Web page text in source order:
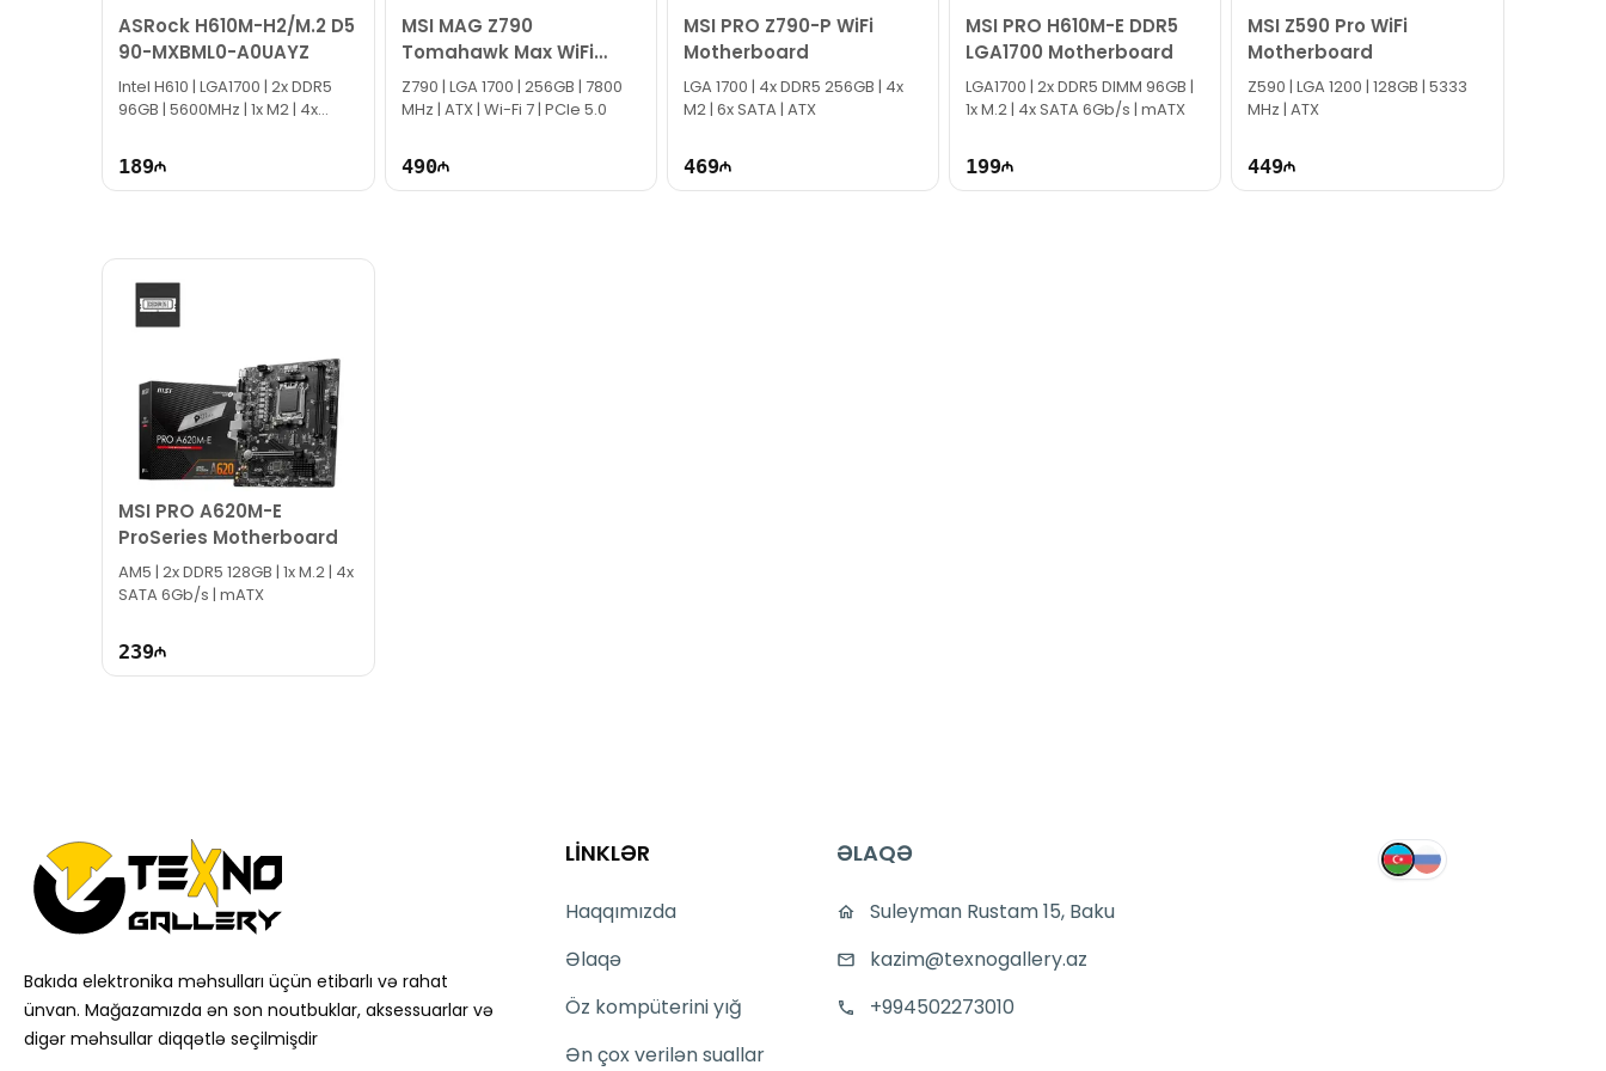
ASRock H610M-H2/M.2 D5
90-MXBML0-A0UAYZ
Intel H610 | LGA1700 | 2x DDR5
96GB | 5600MHz | 1x M2 | 4x
189
MSI MAG Z790
Tomahawk Max WiFi
DDR5 Motherboard
Z790 | LGA 1700​ | 256GB | 7800
MHz | ATX | Wi-Fi 7 | PCIe 5.0
490
MSI PRO Z790-P WiFi
Motherboard
LGA 1700​ | 4x DDR5 256GB | 4x
M2 | 6x SATA | ATX
469
MSI PRO H610M-E DDR5
LGA1700 Motherboard
LGA1700 | 2x DDR5 DIMM 96GB |
1x M.2 | 4x SATA 6Gb/s | mATX
199
MSI Z590 Pro WiFi
Motherboard
Z590 | LGA 1200​ | 128GB | 5333
MHz | ATX
449
MSI PRO A620M-E
ProSeries Motherboard
AM5 | 2x DDR5 128GB | 1x M.2 | 4x
SATA 6Gb/s | mATX
239
Bakıda elektronika məhsulları üçün etibarlı və rahat
ünvan. Mağazamızda ən son noutbuklar, aksessuarlar və
digər məhsullar diqqətlə seçilmişdir
LİNKLƏR
Haqqımızda
Əlaqə
Öz kompüterini yığ
Ən çox verilən suallar
ƏLAQƏ
Suleyman Rustam 15, Baku
kazim@texnogallery.az
+994502273010